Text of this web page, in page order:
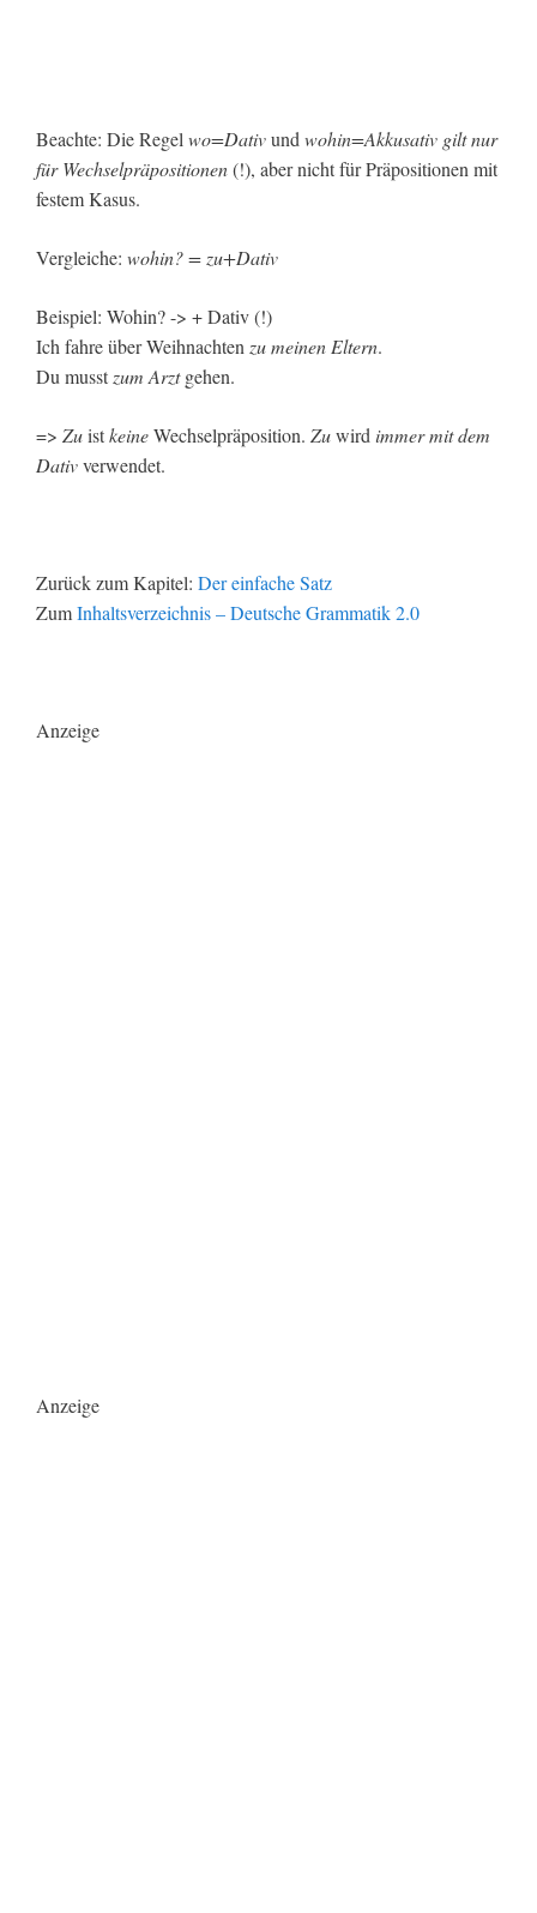
Beachte: Die Regel wo=Dativund wohin=Akkusativ gilt nur
für Wechselpräpositionen(!), aber nicht für Präpositionen mit
festem Kasus.
Vergleiche: wohin? = zu+Dativ
Beispiel: Wohin? -> + Dativ (!)
Ich fahre über Weihnachten zu meinen Eltern.
Du musst zum Arztgehen.
=> ZuistkeineWechselpräposition. Zuwird immer mit dem
Dativverwendet.
Zurück zum Kapitel: Der einfache Satz
ZumInhaltsverzeichnis – Deutsche Grammatik 2.0
Anzeige
Anzeige